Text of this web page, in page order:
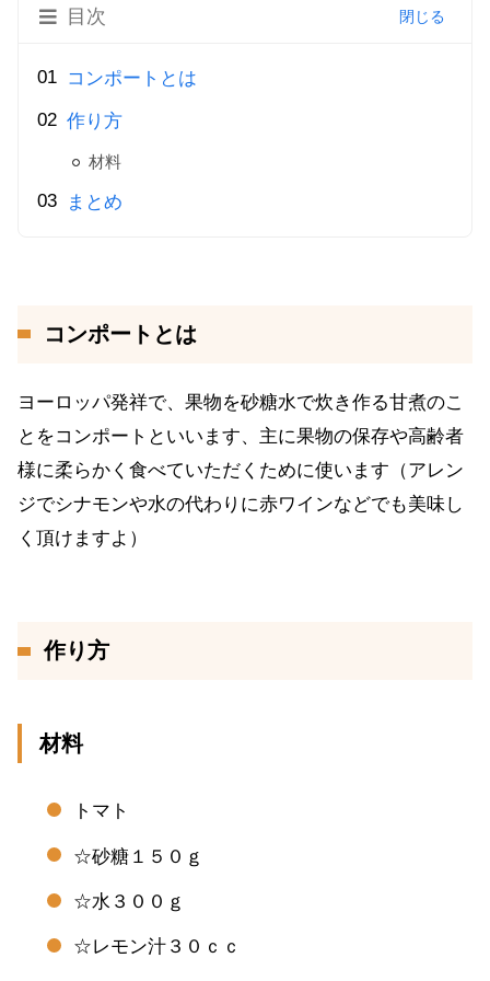
目次
コンポートとは
作り方
材料
まとめ
コンポートとは
ヨーロッパ発祥で、果物を砂糖水で炊き作る甘煮のこ
とをコンポートといいます、主に果物の保存や高齢者
様に柔らかく食べていただくために使います（アレン
ジでシナモンや水の代わりに赤ワインなどでも美味し
く頂けますよ）
作り方
材料
トマト
☆砂糖１５０ｇ
☆水３００ｇ
☆レモン汁３０ｃｃ